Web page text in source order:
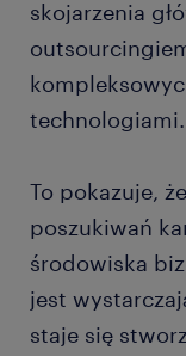
skojarzenia
technologiami.
To pokazuje,
poszukiwań
środowiska
jest
staje się